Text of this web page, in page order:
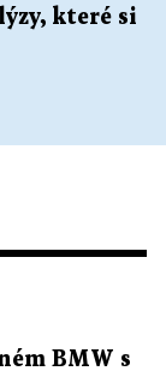
které si
BMW s